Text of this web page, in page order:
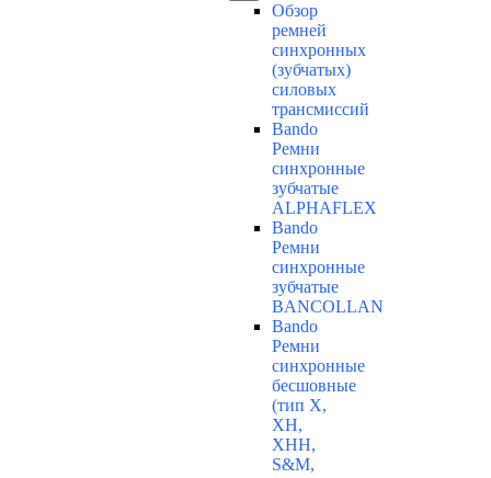
Обзор
ремней
синхронных
(зубчатых)
силовых
трансмиссий
Bando
Ремни
синхронные
зубчатые
ALPHAFLEX
Bando
Ремни
синхронные
зубчатые
BANCOLLAN
Bando
Ремни
синхронные
бесшовные
(тип Х,
ХН,
ХНН,
S&M,